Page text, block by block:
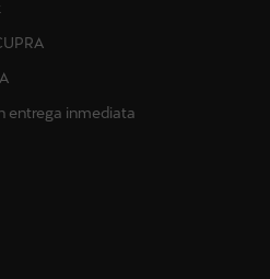
entrega inmediata